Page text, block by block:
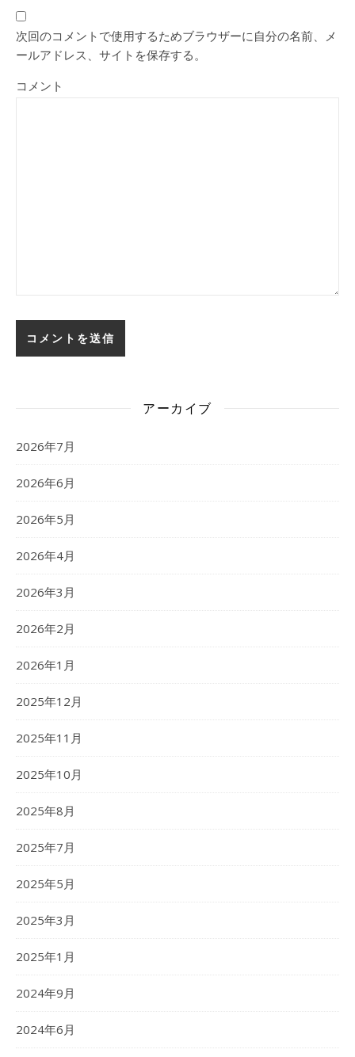
次回のコメントで使用するためブラウザーに自分の名前、メ
ールアドレス、サイトを保存する。
コメント
アーカイブ
2026年7月
2026年6月
2026年5月
2026年4月
2026年3月
2026年2月
2026年1月
2025年12月
2025年11月
2025年10月
2025年8月
2025年7月
2025年5月
2025年3月
2025年1月
2024年9月
2024年6月